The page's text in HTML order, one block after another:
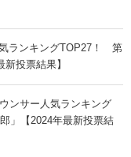
気ランキングTOP27！ 第
投票結果】
ンサー人気ランキング
」【2024年最新投票結